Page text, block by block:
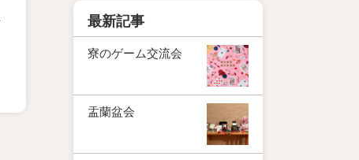
最新記事
寮のゲーム交流会
盂蘭盆会